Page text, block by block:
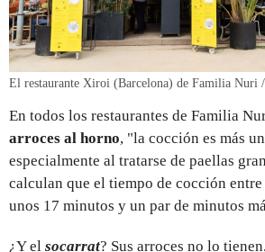
El restaurante Xiroi (Barcelona) de Familia Nuri
En todos los restaurantes de Familia
arroces al horno, "la cocción es más
especialmente al tratarse de paellas
calculan que el tiempo de cocción
unos 17 minutos y un par de minutos
¿Y el socarrat? Sus arroces no lo